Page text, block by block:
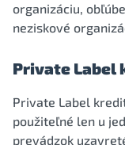
organizáciu,
neziskové
Private Label
Private Label
použiteľné len u
prevádzok